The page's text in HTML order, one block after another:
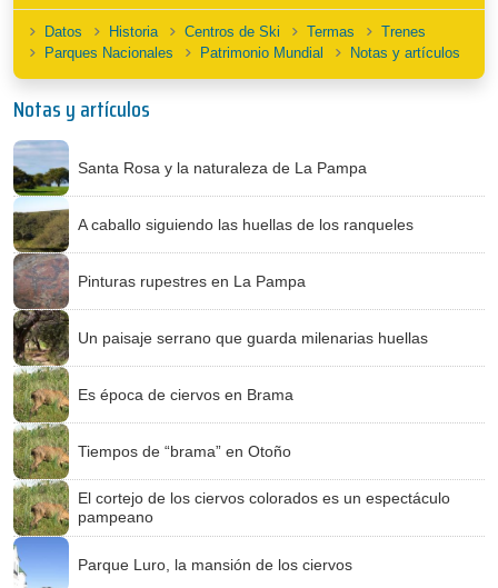
Datos Historia Centros de Ski Termas
Trenes
Parques Nacionales
Patrimonio Mundial Notas y artículos
Notas y artículos
Santa Rosa y la naturaleza de La Pampa
A caballo siguiendo las huellas de los ranqueles
Pinturas rupestres en La Pampa
Un paisaje serrano que guarda milenarias huellas
Es época de ciervos en Brama
Tiempos de “brama” en Otoño
El cortejo de los ciervos colorados es un espectáculo
pampeano
Parque Luro, la mansión de los ciervos